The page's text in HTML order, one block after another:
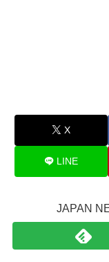
X
LINE
JAPAN